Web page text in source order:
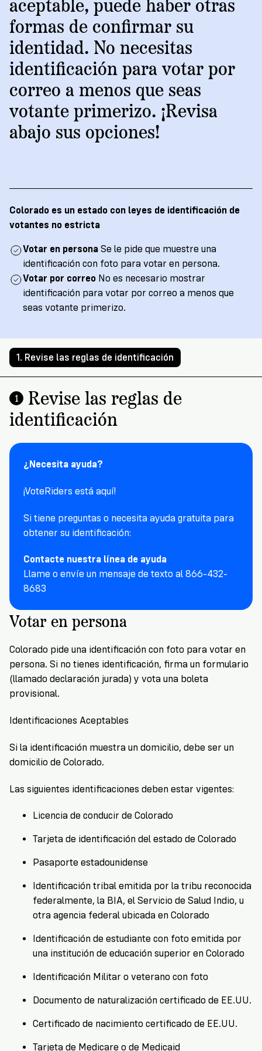
SAVE
Act
Volunteer
Student
English/Español
State's
Rules
Get
an
to
Vote
2
Vote
Check
Your
Registration
3
Vote
a
Plan
to
Vote
Do
need
ID
vote?
VoteRiders
here
to
help!
GET
FREE
HELP
Ways
to
Give
For
Organizations
Partner
With
Information
Cards
Write
letters
with
VoteRiders!
NOW
Policy
Brief:
Documentary
Proof
of
Citizenship
VoteRiders
NOW
VoteRiders
Strategic
Plan
2026-
2028
READ
NOW
Ways
to
Give
formas de confirmar su
identidad. No necesitas
identificación para votar por
correo a menos que seas
votante primerizo. ¡Revisa
abajo sus opciones!
Colorado es un estado con leyes de identificación de
votantes no estricta
Votar en persona Se le pide que muestre una
identificación con foto para votar en persona.
Votar por correo No es necesario mostrar
identificación para votar por correo a menos que
seas votante primerizo.
1. Revise las reglas de identificación
1
Revise las reglas de
identificación
¿Necesita ayuda?
¡VoteRiders está aquí!
Si tiene preguntas o necesita ayuda gratuita para
obtener su identificación:
Contacte nuestra línea de ayuda
Llame o envíe un mensaje de texto al 866-432-
8683
Votar en persona
Colorado pide una identificación con foto para votar en
persona. Si no tienes identificación, firma un formulario
(llamado declaración jurada) y vota una boleta
provisional.
Identificaciones Aceptables
Si la identificación muestra un domicilio, debe ser un
domicilio de Colorado.
Las siguientes identificaciones deben estar vigentes:
Licencia de conducir de Colorado
Tarjeta de identificación del estado de Colorado
Pasaporte estadounidense
Identificación tribal emitida por la tribu reconocida
federalmente, la BIA, el Servicio de Salud Indio, u
otra agencia federal ubicada en Colorado
Identificación de estudiante con foto emitida por
una institución de educación superior en Colorado
Identificación Militar o veterano con foto
Documento de naturalización certificado de EE.UU.
Certificado de nacimiento certificado de EE.UU.
Tarjeta de Medicare o de Medicaid